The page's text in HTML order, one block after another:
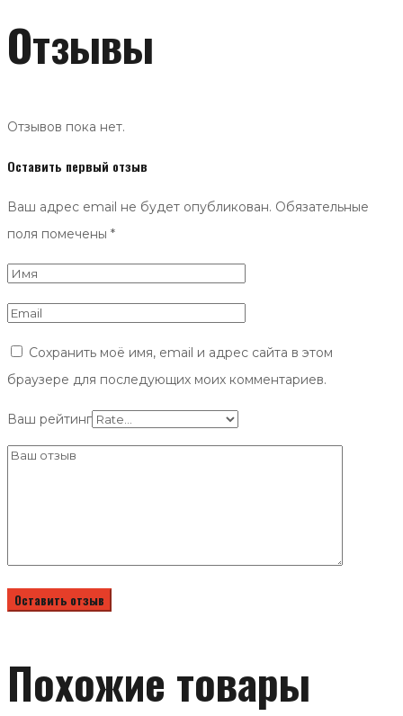
Отзывы
Отзывов пока нет.
Оставить первый отзыв
Ваш адрес email не будет опубликован. Обязательные
поля помечены *
Сохранить моё имя, email и адрес сайта в этом
браузере для последующих моих комментариев.
Ваш рейтинг
Похожие товары